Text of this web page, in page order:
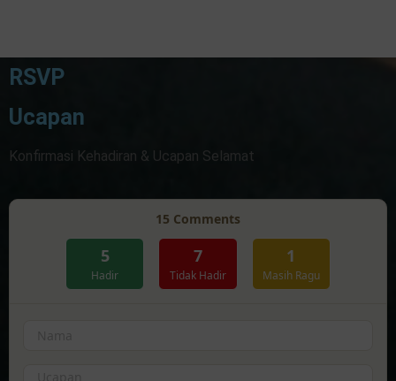
RSVP
Ucapan
Konfirmasi Kehadiran & Ucapan Selamat
15 Comments
5
Hadir
7
Tidak Hadir
1
Masih Ragu